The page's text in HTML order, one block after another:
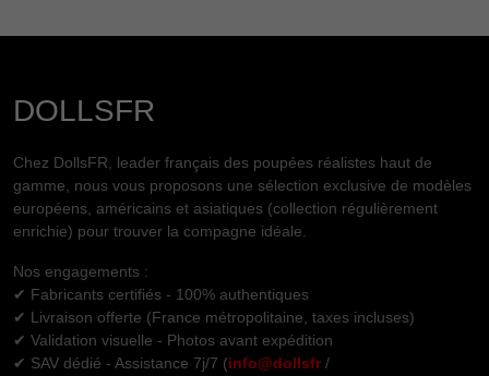
DOLLSFR
Chez DollsFR, leader français des poupées réalistes haut de
gamme, nous vous proposons une sélection exclusive de modèles
européens, américains et asiatiques (collection régulièrement
enrichie) pour trouver la compagne idéale.
Nos engagements :
✔ Fabricants certifiés - 100% authentiques
✔ Livraison offerte (France métropolitaine, taxes incluses)
✔ Validation visuelle - Photos avant expédition
✔ SAV dédié - Assistance 7j/7 (info@dollsfr /